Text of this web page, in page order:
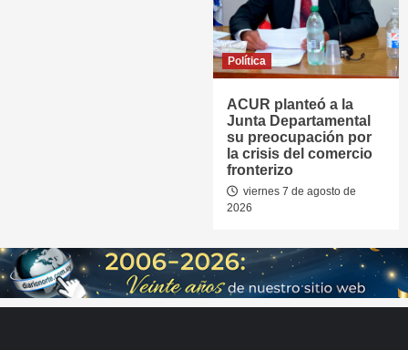
Política
ACUR planteó a la
Junta Departamental
su preocupación por
la crisis del comercio
fronterizo
viernes 7 de agosto de
2026